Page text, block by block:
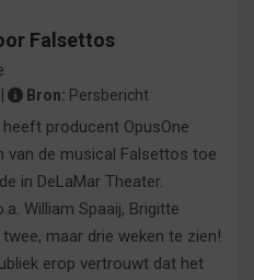
Falsettos
Bron: Persbericht
producent OpusOne
van de musical Falsettos toe
in DeLaMar Theater.
William Spaaij, Brigitte
maar drie weken te zien!
erop vertrouwt dat het